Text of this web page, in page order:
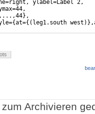
ylabel=Label 2,
} ,
{at={( leg1.south west )}
Archivieren